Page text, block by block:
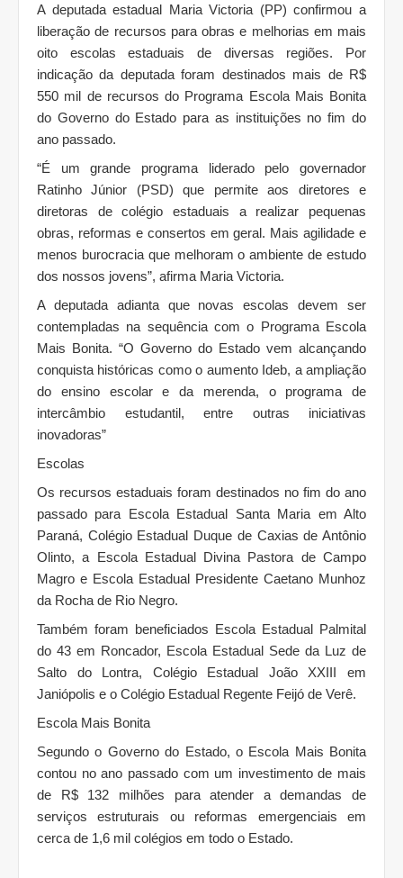
A deputada estadual Maria Victoria (PP) confirmou a
liberação de recursos para obras e melhorias em mais
oito escolas estaduais de diversas regiões. Por
indicação da deputada foram destinados mais de R$
550 mil de recursos do Programa Escola Mais Bonita
do Governo do Estado para as instituições no fim do
ano passado.
“É um grande programa liderado pelo governador
Ratinho Júnior (PSD) que permite aos diretores e
diretoras de colégio estaduais a realizar pequenas
obras, reformas e consertos em geral. Mais agilidade e
menos burocracia que melhoram o ambiente de estudo
dos nossos jovens”, afirma Maria Victoria.
A deputada adianta que novas escolas devem ser
contempladas na sequência com o Programa Escola
Mais Bonita. “O Governo do Estado vem alcançando
conquista históricas como o aumento Ideb, a ampliação
do ensino escolar e da merenda, o programa de
intercâmbio estudantil, entre outras iniciativas
inovadoras”
Escolas
Os recursos estaduais foram destinados no fim do ano
passado para Escola Estadual Santa Maria em Alto
Paraná, Colégio Estadual Duque de Caxias de Antônio
Olinto, a Escola Estadual Divina Pastora de Campo
Magro e Escola Estadual Presidente Caetano Munhoz
da Rocha de Rio Negro.
Também foram beneficiados Escola Estadual Palmital
do 43 em Roncador, Escola Estadual Sede da Luz de
Salto do Lontra, Colégio Estadual João XXIII em
Janiópolis e o Colégio Estadual Regente Feijó de Verê.
Escola Mais Bonita
Segundo o Governo do Estado, o Escola Mais Bonita
contou no ano passado com um investimento de mais
de R$ 132 milhões para atender a demandas de
serviços estruturais ou reformas emergenciais em
cerca de 1,6 mil colégios em todo o Estado.